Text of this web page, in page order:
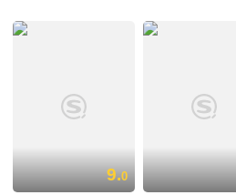
9.0